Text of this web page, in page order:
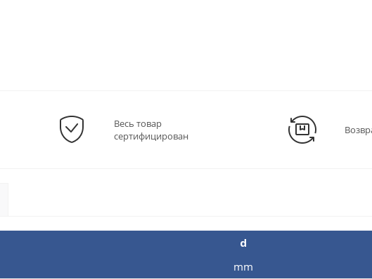
Весь товар
сертифицирован
d
mm